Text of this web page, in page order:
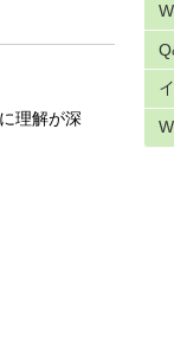
理解が深